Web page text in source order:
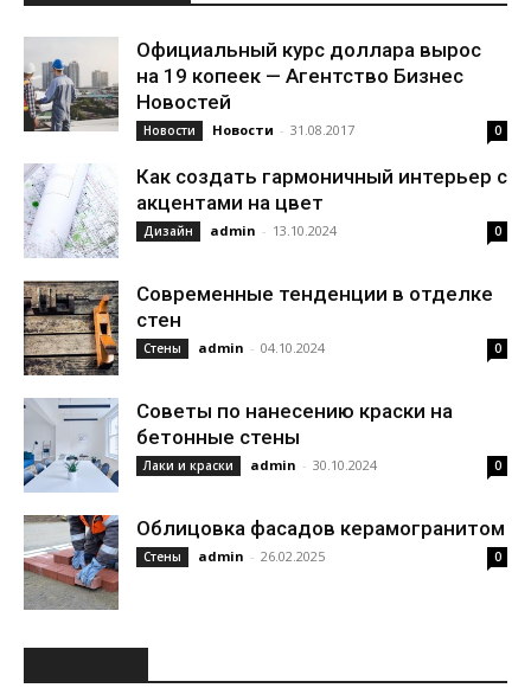
Официальный курс доллара вырос
на 19 копеек — Агентство Бизнес
Новостей
Новости Новости - 31.08.2017 0
Как создать гармоничный интерьер с
акцентами на цвет
Дизайн admin - 13.10.2024 0
Современные тенденции в отделке
стен
Стены admin - 04.10.2024 0
Советы по нанесению краски на
бетонные стены
Лаки и краски admin - 30.10.2024 0
Облицовка фасадов керамогранитом
Стены admin - 26.02.2025 0